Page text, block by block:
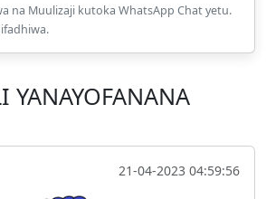
na Muulizaji kutoka WhatsApp Chat yetu.
YANAYOFANANA
21-04-2023 04:59:56